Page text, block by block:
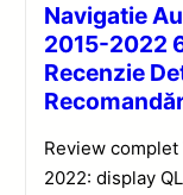
Navigatie
2015-2022
Recenzie
Review
2022: display